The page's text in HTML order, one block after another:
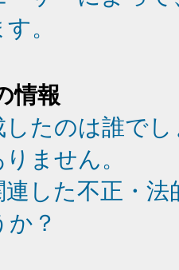
。
情報
したのは誰で
ません。
連した不正・
？